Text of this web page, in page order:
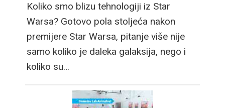
Koliko smo blizu tehnologiji iz Star
Warsa? Gotovo pola stoljeća nakon
premijere Star Warsa, pitanje više nije
samo koliko je daleka galaksija, nego i
koliko su…